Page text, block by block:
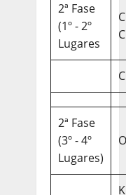
2ª Fase
(1º - 2º
Lugares
C
2ª Fase
(3º - 4º
Lugares)